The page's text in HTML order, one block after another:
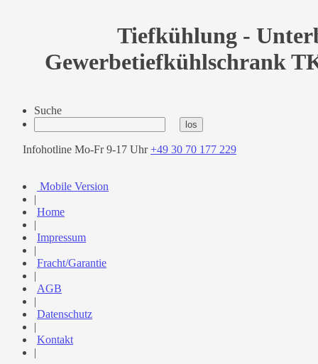
Tiefkühlung -
Gewerbetiefkühlschrank
Suche
Infohotline Mo-Fr 9-17 Uhr+49 30 70 177 229
Mobile Version
|
Home
|
Impressum
|
Fracht/Garantie
|
AGB
|
Datenschutz
|
Kontakt
|